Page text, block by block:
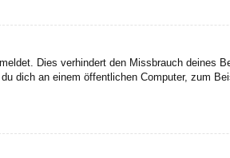
Dies verhindert den Missbrauch deines
dich an einem öffentlichen Computer, zum